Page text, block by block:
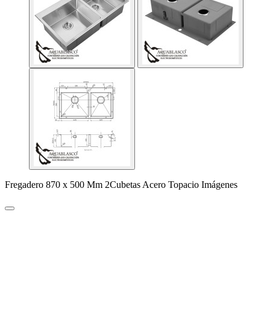
Fregadero 870 x 500 Mm 2Cubetas Acero Topacio Imágenes